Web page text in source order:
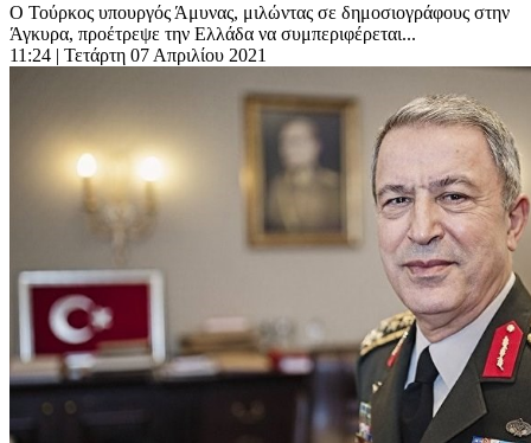
Ο Τούρκος υπουργός Άμυνας, μιλώντας σε δημοσιογράφους στην
Άγκυρα, προέτρεψε την Ελλάδα να συμπεριφέρεται...
11:24 | Τετάρτη 07 Απριλίου 2021